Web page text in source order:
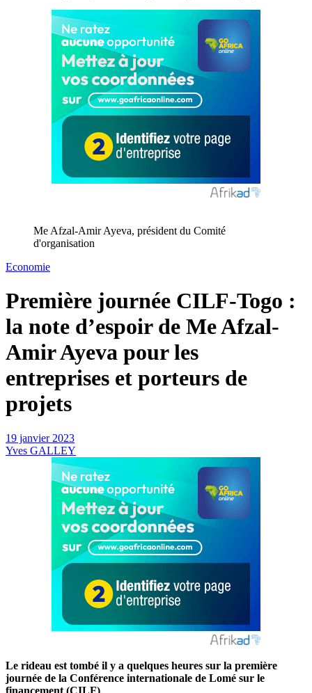
Me Afzal-Amir Ayeva, président du Comité
d'organisation
Economie
Première journée CILF-Togo :
la note d’espoir de Me Afzal-
Amir Ayeva pour les
entreprises et porteurs de
projets
19 janvier 2023
Yves GALLEY
Le rideau est tombé il y a quelques heures sur la première
journée de la Conférence internationale de Lomé sur le
financement (CILF).